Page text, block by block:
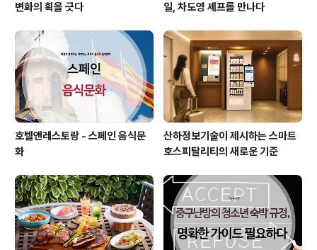
변화의 획을 긋다
일, 차도영 셰프를 만나다
호텔앤레스토랑 - 스페인 음식문
화
산하정보기술이 제시하는 스마트
호스피탈리티의 새로운 기준